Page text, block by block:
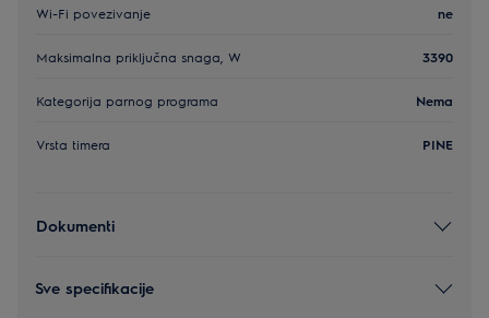
Wi-Fi povezivanje ne
Maksimalna priključna snaga, W 3390
Kategorija parnog programa Nema
Vrsta timera PINE
Dokumenti
Sve specifikacije